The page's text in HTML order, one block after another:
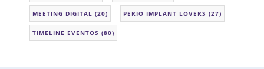
MEETING DIGITAL (20) PERIO IMPLANT LOVERS (27)
TIMELINE EVENTOS (80)